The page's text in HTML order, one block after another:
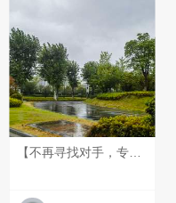
【不再寻找对手，专注自己的节奏】 或许有些时刻，我们会因为别人走得快，误以为自己落在了后面。但人生从来没有统一的时刻表，有人早早启程，也有人慢慢找到方向。与其追赶别人的脚步，不如找到自己的节奏，在自己的“时区”里稳步成长。 新的一天，愿你不慌不忙，按自己的节奏笃定向前。